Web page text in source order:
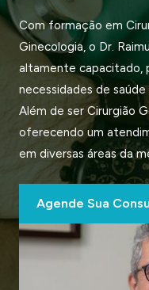
Com formação em
Ginecologia, o Dr.
altamente capacitado,
necessidades de
Além de ser Cirurgião
oferecendo um
em diversas áreas da
Agende Sua